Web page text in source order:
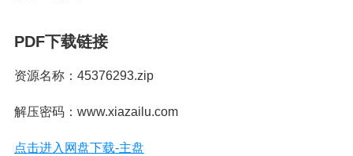
PDF下载链接
资源名称：45376293.zip
解压密码：www.xiazailu.com
点击进入网盘下载-主盘